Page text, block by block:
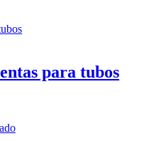
para tubos